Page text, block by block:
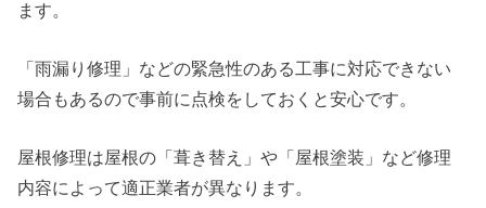
ます。
「雨漏り修理」などの緊急性のある工事に対応できない
場合もあるので事前に点検をしておくと安心です。
屋根修理は屋根の「葺き替え」や「屋根塗装」など修理
内容によって適正業者が異なります。